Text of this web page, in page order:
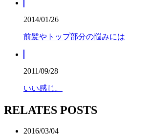
2014/01/26
前髪やトップ部分の悩みには
2011/09/28
いい感じ。
RELATES POSTS
2016/03/04